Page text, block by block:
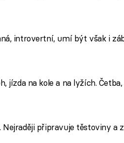
introvertní, umí být však i
jízda na kole a na lyžích. Četba,
Nejraději připravuje těstoviny a